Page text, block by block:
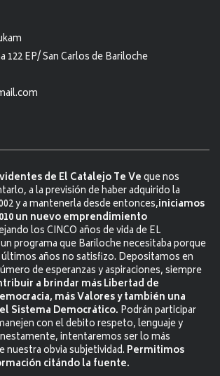
EP/ San Carlos de Bariloche
de El Catalejo Te Veque nos
a la previsión de haber adquirido la
y a mantenerla desde entonces,iniciamos
un nuevo emprendimiento
los CINCO años de vida de EL
programa que Bariloche necesitaba porque
años no satisfizo. Depositamos en
de esperanzas y aspiraciones, siempre
a brindar más Libertad de
más Valores y también una
Sistema Democrático. Podrán participar
con el debito respeto, lenguaje y
intentaremos ser lo más
obvia subjetividad. Permitimos
citándo la fuente.